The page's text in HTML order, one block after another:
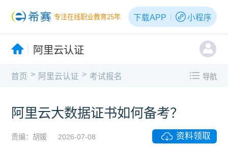
专注在线职业教育25年 下载APP 小程序
阿里云认证
首页 > 阿里云认证 > 考试报名 导航
阿里云大数据证书如何备考？
责编：胡媛 2026-07-08 资料领取